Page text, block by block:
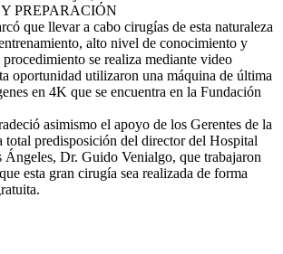
PREPARACIÓN
que llevar a cabo cirugías de esta naturaleza
alto nivel de conocimiento y
se realiza mediante video
oportunidad utilizaron una máquina de última
en 4K que se encuentra en la Fundación
asimismo el apoyo de los Gerentes de la
total predisposición del director del Hospital
Dr. Guido Venialgo, que trabajaron
esta gran cirugía sea realizada de forma